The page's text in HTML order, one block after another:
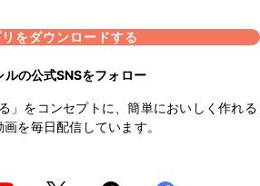
をダウンロードする
ルの公式SNSをフォロー
」をコンセプトに、簡単においしく作れる
画を毎日配信しています。